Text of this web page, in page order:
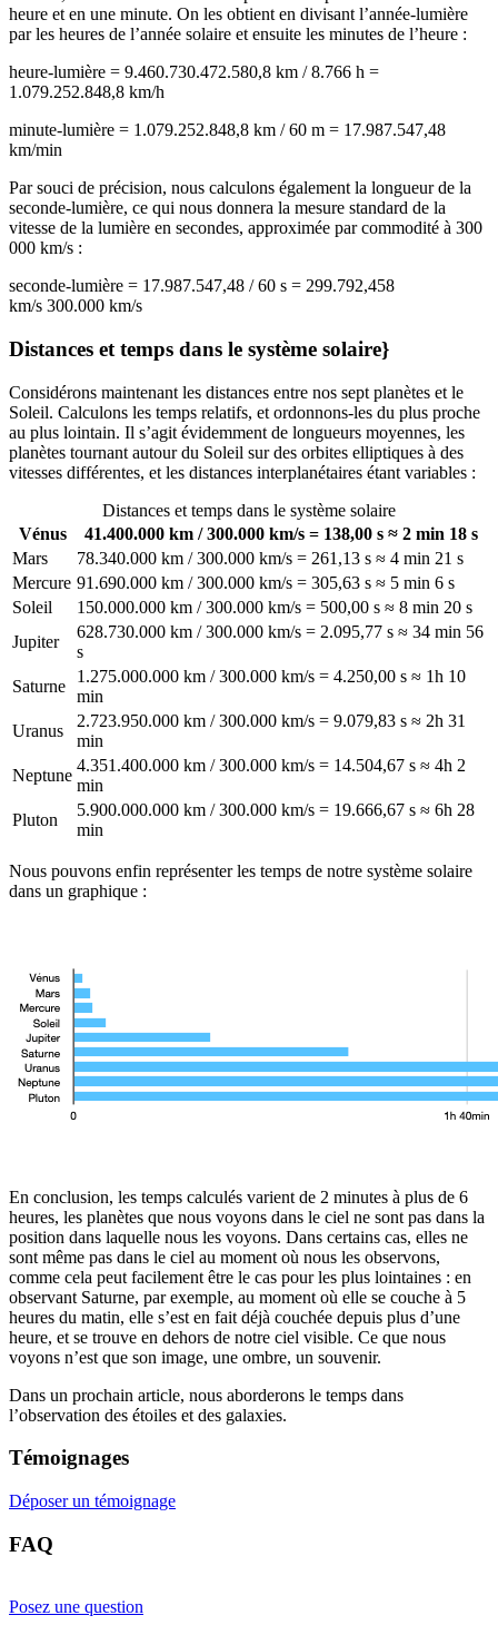
heure et en une minute. On les obtient en divisant l’année-lumière
par les heures de l’année solaire et ensuite les minutes de l’heure :
heure-lumière = 9.460.730.472.580,8 km / 8.766 h =
1.079.252.848,8 km/h
minute-lumière = 1.079.252.848,8 km / 60 m = 17.987.547,48
km/min
Par souci de précision, nous calculons également la longueur de la
seconde-lumière, ce qui nous donnera la mesure standard de la
vitesse de la lumière en secondes, approximée par commodité à 300
000 km/s :
seconde-lumière = 17.987.547,48 / 60 s = 299.792,458
km/s 300.000 km/s
Distances et temps dans le système solaire}
Considérons maintenant les distances entre nos sept planètes et le
Soleil. Calculons les temps relatifs, et ordonnons-les du plus proche
au plus lointain. Il s’agit évidemment de longueurs moyennes, les
planètes tournant autour du Soleil sur des orbites elliptiques à des
vitesses différentes, et les distances interplanétaires étant variables :
Distances et temps dans le système solaire
Vénus
41.400.000 km / 300.000 km/s = 138,00 s ≈ 2 min 18 s
Mars
78.340.000 km / 300.000 km/s = 261,13 s ≈ 4 min 21 s
Mercure 91.690.000 km / 300.000 km/s = 305,63 s ≈ 5 min 6 s
Soleil
150.000.000 km / 300.000 km/s = 500,00 s ≈ 8 min 20 s
Jupiter
628.730.000 km / 300.000 km/s = 2.095,77 s ≈ 34 min 56
s
Saturne
1.275.000.000 km / 300.000 km/s = 4.250,00 s ≈ 1h 10
min
Uranus
2.723.950.000 km / 300.000 km/s = 9.079,83 s ≈ 2h 31
min
Neptune
4.351.400.000 km / 300.000 km/s = 14.504,67 s ≈ 4h 2
min
Pluton
5.900.000.000 km / 300.000 km/s = 19.666,67 s ≈ 6h 28
min
Nous pouvons enfin représenter les temps de notre système solaire
dans un graphique :
En conclusion, les temps calculés varient de 2 minutes à plus de 6
heures, les planètes que nous voyons dans le ciel ne sont pas dans la
position dans laquelle nous les voyons. Dans certains cas, elles ne
sont même pas dans le ciel au moment où nous les observons,
comme cela peut facilement être le cas pour les plus lointaines : en
observant Saturne, par exemple, au moment où elle se couche à 5
heures du matin, elle s’est en fait déjà couchée depuis plus d’une
heure, et se trouve en dehors de notre ciel visible. Ce que nous
voyons n’est que son image, une ombre, un souvenir.
Dans un prochain article, nous aborderons le temps dans
l’observation des étoiles et des galaxies.
Témoignages
Déposer un témoignage
FAQ
Posez une question